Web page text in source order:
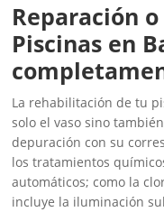
Reparación
Piscinas en
La rehabilitación de tu
solo el vaso sino
depuración con su
los tratamientos
automáticos; como la
incluye la iluminación